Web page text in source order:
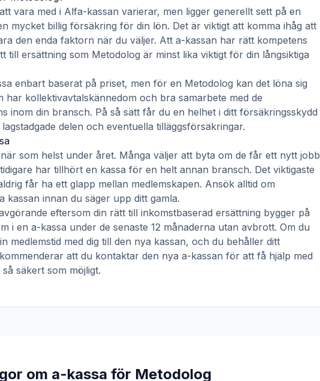
vara med i Alfa-kassan varierar, men ligger generellt sett på en
mycket billig försäkring för din lön. Det är viktigt att komma ihåg att
den enda faktorn när du väljer. Att a-kassan har rätt kompetens
till ersättning som Metodolog är minst lika viktigt för din långsiktiga
enbart baserat på priset, men för en Metodolog kan det löna sig
har kollektivavtalskännedom och bra samarbete med de
inom din bransch. På så sätt får du en helhet i ditt försäkringsskydd
delen och eventuella tilläggsförsäkringar.
som helst under året. Många väljer att byta om de får ett nytt jobb
har tillhört en kassa för en helt annan bransch. Det viktigaste
får ha ett glapp mellan medlemskapen. Ansök alltid om
kassan innan du säger upp ditt gamla.
eftersom din rätt till inkomstbaserad ersättning bygger på
i en a-kassa under de senaste 12 månaderna utan avbrott. Om du
medlemstid med dig till den nya kassan, och du behåller ditt
att du kontaktar den nya a-kassan för att få hjälp med
säkert som möjligt.
om a-kassa för Metodolog